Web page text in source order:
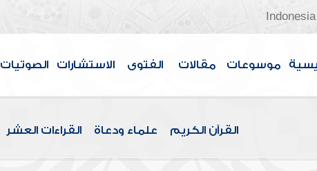
Indonesia
موسوعات مقالات الفتوى الاستشارات الصوتيات
القرآن الكريم علماء ودعاة القراءات العشر